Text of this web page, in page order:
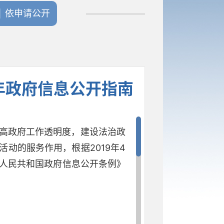
依申请公开
府信息公开指南
府工作透明度，建设法治政
动的服务作用，根据2019年4
民共和国政府信息公开条例》